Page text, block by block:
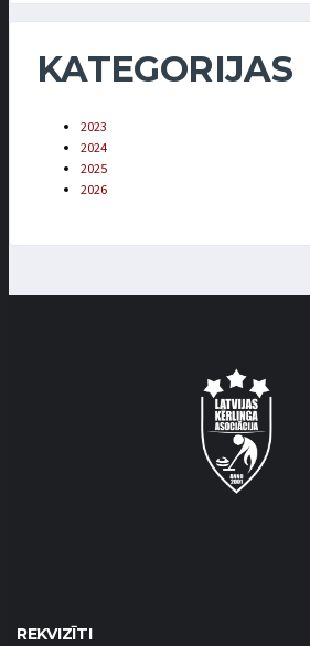
KATEGORIJAS
2023
2024
2025
2026
REKVIZĪTI